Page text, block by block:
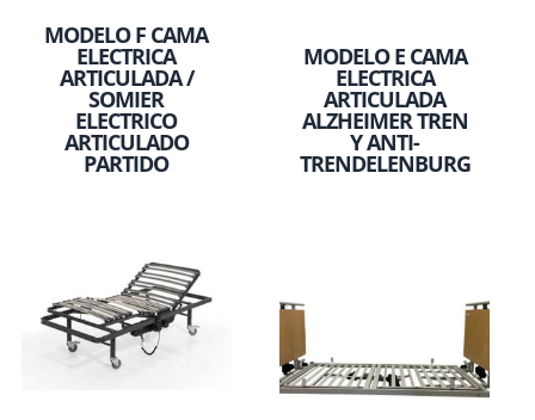
MODELO F CAMA
ELECTRICA
ARTICULADA /
SOMIER
ELECTRICO
ARTICULADO
PARTIDO
MODELO E CAMA
ELECTRICA
ARTICULADA
ALZHEIMER TREN
Y ANTI-
TRENDELENBURG